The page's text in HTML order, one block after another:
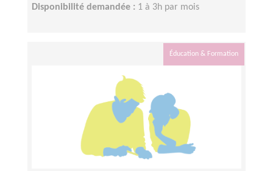
Disponibilité demandée : 1 à 3h par mois
Éducation & Formation